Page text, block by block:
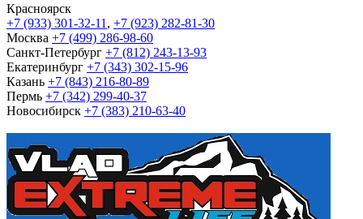
Красноярск
+7 (933) 301-32-11 , +7 (923) 282-81-30
Москва +7 (499) 286-98-60
Санкт-Петербург +7 (812) 243-13-93
Екатеринбург +7 (343) 302-15-96
Казань +7 (843) 216-80-89
Пермь +7 (342) 299-40-37
Новосибирск +7 (383) 210-63-40